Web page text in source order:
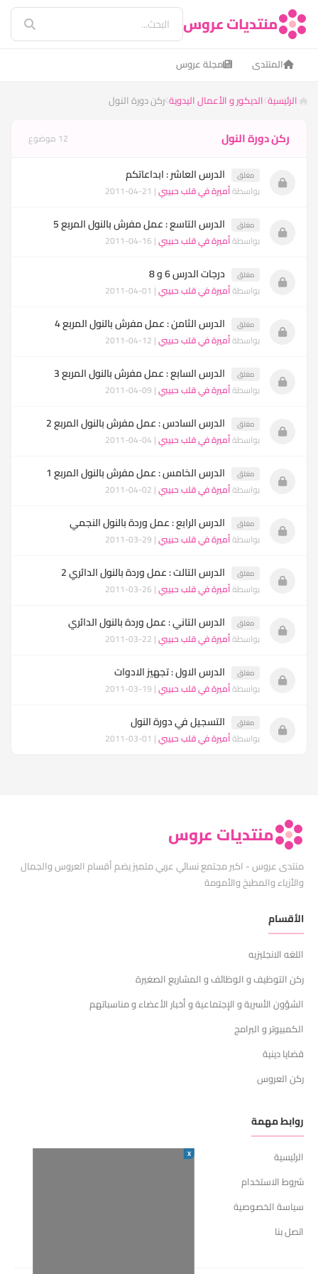
منتديات عروس
المنتدى مجلة عروس
الرئيسية الديكور و الأعمال اليدوية ركن دورة النول
ركن دورة النول 12 موضوع
مغلق الدرس العاشر : ابداعاتكم
بواسطةأميرة في قلب حبيبي| 21-04-2011
مغلق الدرس التاسع : عمل مفرش بالنول المربع 5
بواسطةأميرة في قلب حبيبي| 16-04-2011
مغلق درجات الدرس 6 و 8
بواسطةأميرة في قلب حبيبي| 01-04-2011
مغلق الدرس الثامن : عمل مفرش بالنول المربع 4
بواسطةأميرة في قلب حبيبي| 12-04-2011
مغلق الدرس السابع : عمل مفرش بالنول المربع 3
بواسطةأميرة في قلب حبيبي| 09-04-2011
مغلق الدرس السادس : عمل مفرش بالنول المربع 2
بواسطةأميرة في قلب حبيبي| 04-04-2011
مغلق الدرس الخامس : عمل مفرش بالنول المربع 1
بواسطةأميرة في قلب حبيبي| 02-04-2011
مغلق الدرس الرابع : عمل وردة بالنول النجمي
بواسطةأميرة في قلب حبيبي| 29-03-2011
مغلق الدرس التالت : عمل وردة بالنول الدائري 2
بواسطةأميرة في قلب حبيبي| 26-03-2011
مغلق الدرس التاني : عمل وردة بالنول الدائري
بواسطةأميرة في قلب حبيبي| 22-03-2011
مغلق الدرس الاول : تجهيز الادوات
بواسطةأميرة في قلب حبيبي| 19-03-2011
مغلق التسجيل في دورة النول
بواسطةأميرة في قلب حبيبي| 01-03-2011
منتديات عروس
منتدى عروس - اكبر مجتمع نسائي عربي متميز يضم أقسام العروس والجمال
والأزياء والمطبخ والأمومة
الأقسام
اللغه الانجليزيه
ركن التوظيف و الوظائف و المشاريع الصغيرة
الشؤون الأسرية و الإجتماعية و أخبار الأعضاء و مناسباتهم
الكمبيوتر و البرامج
قضايا دينية
ركن العروس
روابط مهمة
الرئيسية
شروط الاستخدام
سياسة الخصوصية
اتصل بنا
X